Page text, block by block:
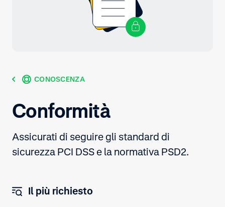
CONOSCENZA
Conformità
Assicurati di seguire gli standard di
sicurezza PCI DSS e la normativa PSD2.
Il più richiesto